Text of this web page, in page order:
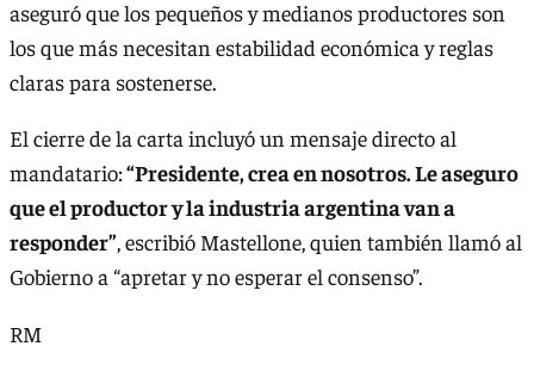
aseguró que los pequeños y medianos productores son
los que más necesitan estabilidad económica y reglas
claras para sostenerse.
El cierre de la carta incluyó un mensaje directo al
mandatario:“Presidente, crea en nosotros. Le aseguro
que el productor y la industria argentina van a
responder”, escribió Mastellone, quien también llamó al
Gobierno a “apretar y no esperar el consenso”.
RM